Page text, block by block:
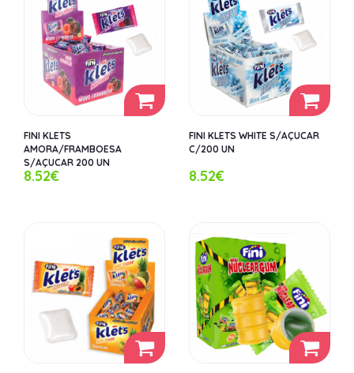
FINI KLETS
AMORA/FRAMBOESA
S/AÇUCAR 200 UN
8.52€
FINI KLETS WHITE S/AÇUCAR
C/200 UN
8.52€